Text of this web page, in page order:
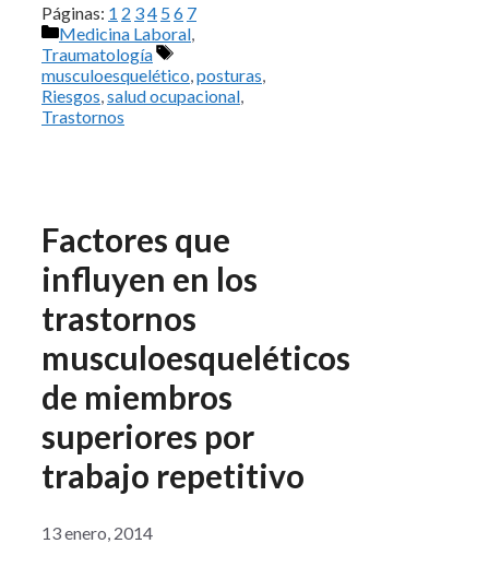
Páginas: 1 2 34 56 7
Categorías
Medicina Laboral
Traumatología
Etiquetas
musculoesquelético posturas
Riesgos salud ocupacional
Trastornos
Factores que
influyen en los
trastornos
musculoesqueléticos
de miembros
superiores por
trabajo repetitivo
13 enero, 2014